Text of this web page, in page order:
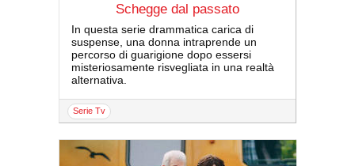
Schegge dal passato
In questa serie drammatica carica di
suspense, una donna intraprende un
percorso di guarigione dopo essersi
misteriosamente risvegliata in una realtà
alternativa.
serie Tv